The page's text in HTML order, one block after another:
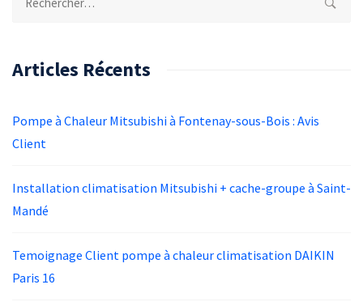
Articles Récents
Pompe à Chaleur Mitsubishi à Fontenay-sous-Bois : Avis
Client
Installation climatisation Mitsubishi + cache-groupe à Saint-
Mandé
Temoignage Client pompe à chaleur climatisation DAIKIN
Paris 16